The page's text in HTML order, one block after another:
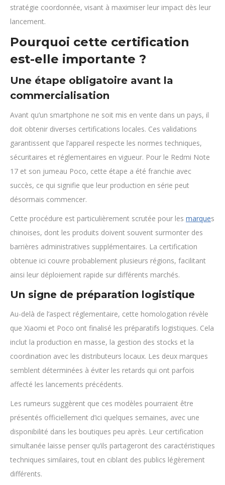
stratégie coordonnée, visant à maximiser leur impact dès leur
lancement.
Pourquoi cette certification
est-elle importante ?
Une étape obligatoire avant la
commercialisation
Avant qu’un smartphone ne soit mis en vente dans un pays, il
doit obtenir diverses certifications locales. Ces validations
garantissent que l’appareil respecte les normes techniques,
sécuritaires et réglementaires en vigueur. Pour le Redmi Note
17 et son jumeau Poco, cette étape a été franchie avec
succès, ce qui signifie que leur production en série peut
désormais commencer.
Cette procédure est particulièrement scrutée pour les marques
chinoises, dont les produits doivent souvent surmonter des
barrières administratives supplémentaires. La certification
obtenue ici couvre probablement plusieurs régions, facilitant
ainsi leur déploiement rapide sur différents marchés.
Un signe de préparation logistique
Au-delà de l’aspect réglementaire, cette homologation révèle
que Xiaomi et Poco ont finalisé les préparatifs logistiques. Cela
inclut la production en masse, la gestion des stocks et la
coordination avec les distributeurs locaux. Les deux marques
semblent déterminées à éviter les retards qui ont parfois
affecté les lancements précédents.
Les rumeurs suggèrent que ces modèles pourraient être
présentés officiellement d’ici quelques semaines, avec une
disponibilité dans les boutiques peu après. Leur certification
simultanée laisse penser qu’ils partageront des caractéristiques
techniques similaires, tout en ciblant des publics légèrement
différents.